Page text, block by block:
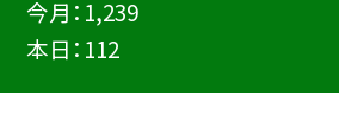
今月： 1,239
本日： 112